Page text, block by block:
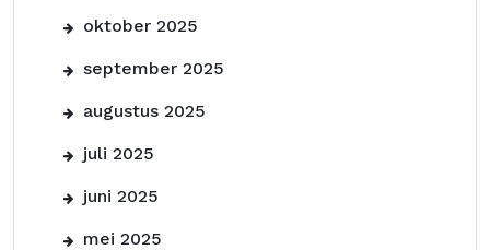
oktober 2025
september 2025
augustus 2025
juli 2025
juni 2025
mei 2025